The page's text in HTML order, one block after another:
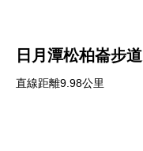
日月潭松柏崙步道
直線距離9.98公里